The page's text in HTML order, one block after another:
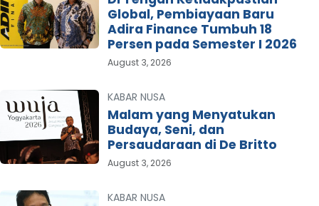
Global, Pembiayaan Baru
Adira Finance Tumbuh 18
Persen pada Semester I 2026
August 3, 2026
KABAR NUSA
Malam yang Menyatukan
Budaya, Seni, dan
Persaudaraan di De Britto
August 3, 2026
KABAR NUSA